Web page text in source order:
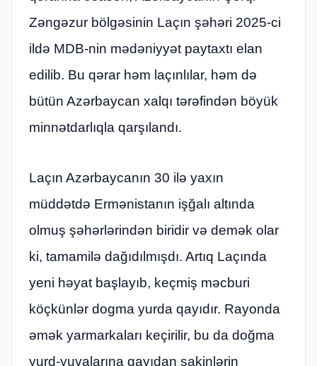
Zəngəzur bölgəsinin Laçın şəhəri 2025-ci
ildə MDB-nin mədəniyyət paytaxtı elan
edilib. Bu qərar həm laçınlılar, həm də
bütün Azərbaycan xalqı tərəfindən böyük
minnətdarlıqla qarşılandı.
Laçın Azərbaycanın 30 ilə yaxın
müddətdə Ermənistanın işğalı altında
olmuş şəhərlərindən biridir və demək olar
ki, tamamilə dağıdılmışdı. Artıq Laçında
yeni həyat başlayıb, keçmiş məcburi
köçkünlər dogma yurda qayıdır. Rayonda
əmək yarmarkaları keçirilir, bu da doğma
yurd-yuvalarına qayıdan sakinlərin